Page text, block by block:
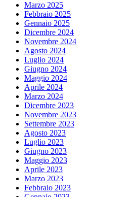
Marzo 2025
Febbraio 2025
Gennaio 2025
Dicembre 2024
Novembre 2024
Agosto 2024
Luglio 2024
Giugno 2024
Maggio 2024
Aprile 2024
Marzo 2024
Dicembre 2023
Novembre 2023
Settembre 2023
Agosto 2023
Luglio 2023
Giugno 2023
Maggio 2023
Aprile 2023
Marzo 2023
Febbraio 2023